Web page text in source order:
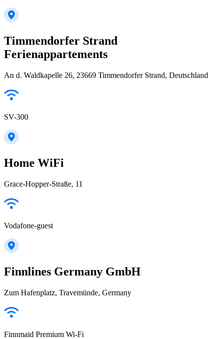
Timmendorfer Strand
Ferienappartements
An d. Waldkapelle 26, 23669 Timmendorfer Strand, Deutschland
SV-300
Home WiFi
Grace-Hopper-Straße, 11
Vodafone-guest
Finnlines Germany GmbH
Zum Hafenplatz, Travemünde, Germany
Finnmaid Premium Wi-Fi